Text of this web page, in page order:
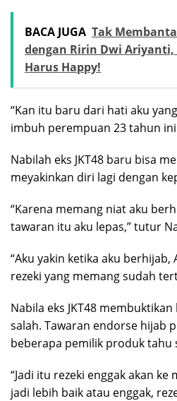
BACA JUGA Tak
dengan Ririn Dwi
Harus Happy!
“Kan itu baru dari hati aku
imbuh perempuan 23 tahun ini
Nabilah eks JKT48 baru bisa
meyakinkan diri lagi dengan
“Karena memang niat aku
tawaran itu aku lepas,” tutur
“Aku yakin ketika aku
rezeki yang memang sudah
Nabila eks JKT48
salah. Tawaran endorse hijab
beberapa pemilik produk tahu
“Jadi itu rezeki enggak akan
jadi lebih baik atau enggak,